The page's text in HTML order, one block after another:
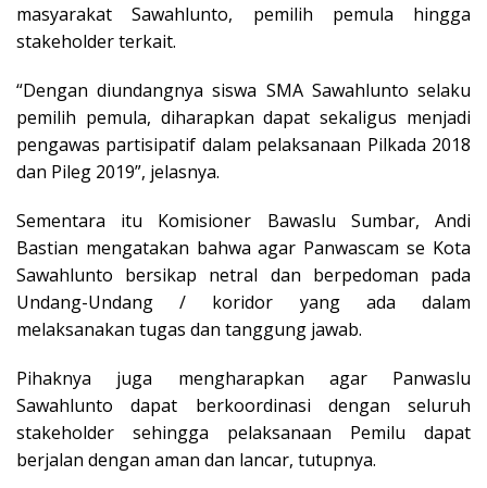
masyarakat Sawahlunto, pemilih pemula hingga
stakeholder terkait.
“Dengan diundangnya siswa SMA Sawahlunto selaku
pemilih pemula, diharapkan dapat sekaligus menjadi
pengawas partisipatif dalam pelaksanaan Pilkada 2018
dan Pileg 2019”, jelasnya.
Sementara itu Komisioner Bawaslu Sumbar, Andi
Bastian mengatakan bahwa agar Panwascam se Kota
Sawahlunto bersikap netral dan berpedoman pada
Undang-Undang / koridor yang ada dalam
melaksanakan tugas dan tanggung jawab.
Pihaknya juga mengharapkan agar Panwaslu
Sawahlunto dapat berkoordinasi dengan seluruh
stakeholder sehingga pelaksanaan Pemilu dapat
berjalan dengan aman dan lancar, tutupnya.